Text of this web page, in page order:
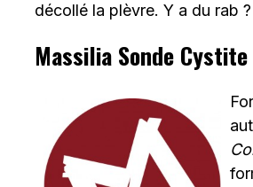
décollé la plèvre. Y a du rab
Massilia Sonde Cystite